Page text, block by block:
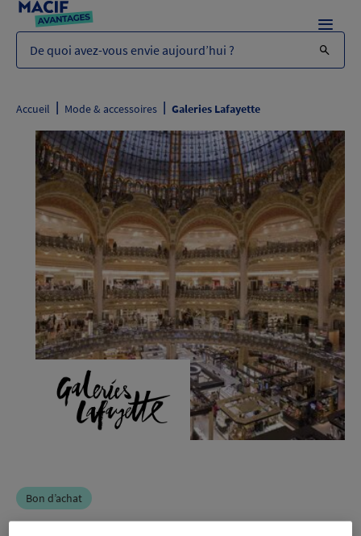
De quoi avez-vous envie aujourd’hui ?
Menu
Accueil | Mode & accessoires | Galeries Lafayette
Bon d’achat